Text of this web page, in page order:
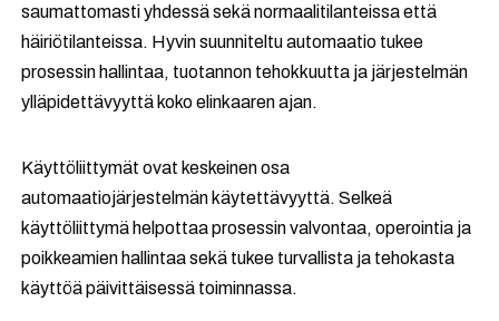
saumattomasti yhdessä sekä normaalitilanteissa että
häiriötilanteissa. Hyvin suunniteltu automaatio tukee
prosessin hallintaa, tuotannon tehokkuutta ja järjestelmän
ylläpidettävyyttä koko elinkaaren ajan.
Käyttöliittymät ovat keskeinen osa
automaatiojärjestelmän käytettävyyttä. Selkeä
käyttöliittymä helpottaa prosessin valvontaa, operointia ja
poikkeamien hallintaa sekä tukee turvallista ja tehokasta
käyttöä päivittäisessä toiminnassa.